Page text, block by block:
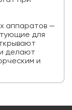
аппаратов —
для
делают
и